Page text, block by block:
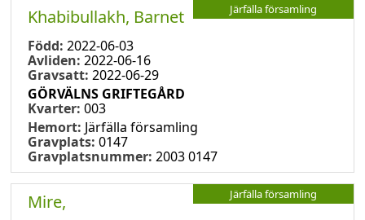
Järfälla församling
Khabibullakh, Barnet
Född: 2022-06-03
Avliden: 2022-06-16
Gravsatt: 2022-06-29
GÖRVÄLNS GRIFTEGÅRD
Kvarter: 003
Hemort: Järfälla församling
Gravplats: 0147
Gravplatsnummer: 2003 0147
Järfälla församling
Mire,